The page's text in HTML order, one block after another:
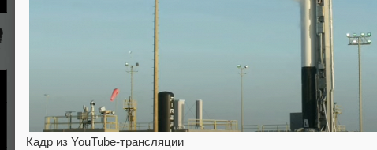
Кадр из YouTube-трансляции